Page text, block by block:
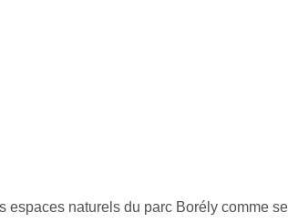
espaces naturels du parc Borély comme